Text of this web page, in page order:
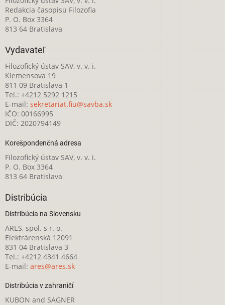
Redakcia časopisu Filozofia
P. O. Box 3364
813 64 Bratislava
Vydavateľ
Filozofický ústav SAV, v. v. i.
Klemensova 19
811 09 Bratislava 1
Tel.: +4212 5292 1215
E-mail: sekretariat.fiu@savba.sk
IČO: 00166995
DIČ: 2020794149
Korešpondenčná adresa
Filozofický ústav SAV, v. v. i.
P. O. Box 3364
813 64 Bratislava
Distribúcia
Distribúcia na Slovensku
ARES, spol. s r. o.
Elektrárenská 12091
831 04 Bratislava 3
Tel.: +4212 4341 4664
E-mail: ares@ares.sk
Distribúcia v zahraničí
KUBON and SAGNER